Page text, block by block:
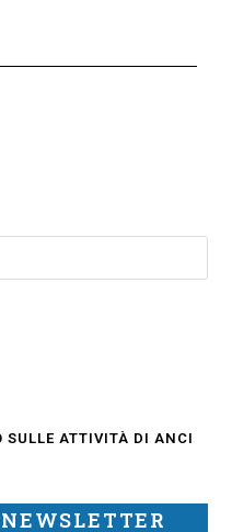
SULLE ATTIVITÀ DI ANCI